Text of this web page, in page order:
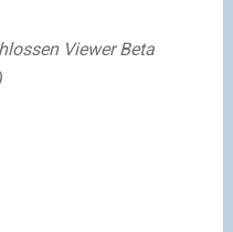
Viewer Beta